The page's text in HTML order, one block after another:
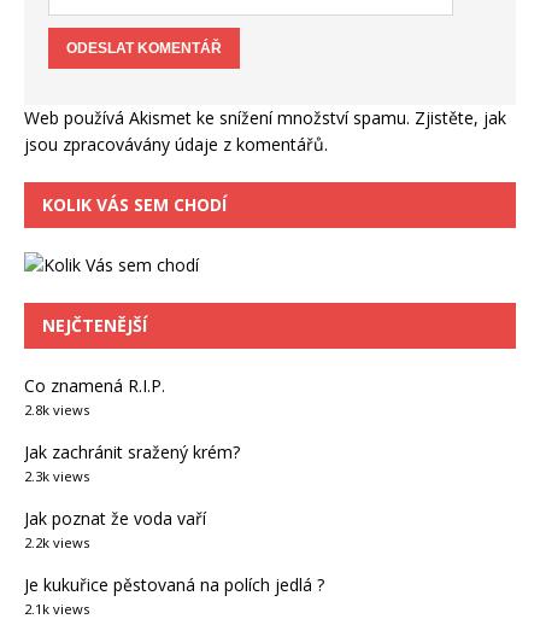
Web používá Akismet ke snížení množství spamu. Zjistěte, jak
jsou zpracovávány údaje z komentářů.
KOLIK VÁS SEM CHODÍ
NEJČTENĚJŠÍ
Co znamená R.I.P.
2.8k views
Jak zachránit sražený krém?
2.3k views
Jak poznat že voda vaří
2.2k views
Je kukuřice pěstovaná na polích jedlá ?
2.1k views